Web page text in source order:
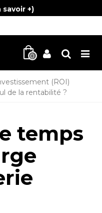
savoir +)
0
(ROI)
de la rentabilité ?
temps